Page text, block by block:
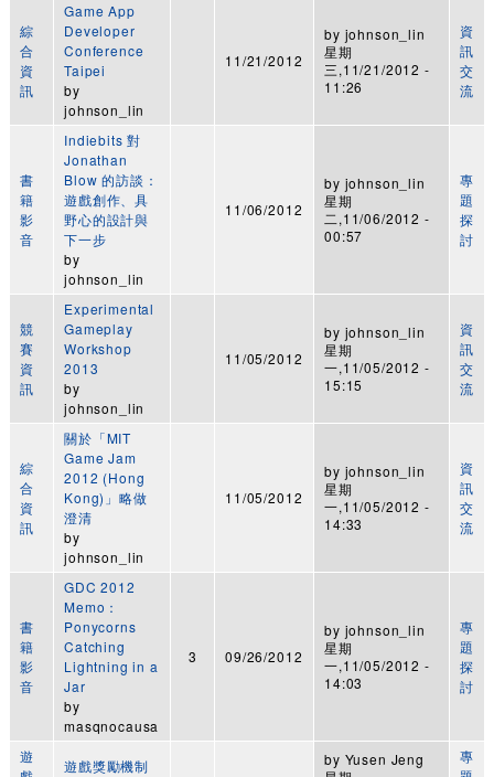
綜
合
資
訊
Game App
Developer
Conference
Taipei
by
johnson_lin
11/21/2012
by johnson_lin
星期
三,11/21/2012 -
11:26
資
訊
交
流
書
籍
影
音
Indiebits 對
Jonathan
Blow 的訪談：
遊戲創作、具
野心的設計與
下一步
by
johnson_lin
11/06/2012
by johnson_lin
星期
二,11/06/2012 -
00:57
專
題
探
討
競
賽
資
訊
Experimental
Gameplay
Workshop
2013
by
johnson_lin
11/05/2012
by johnson_lin
星期
一,11/05/2012 -
15:15
資
訊
交
流
綜
合
資
訊
關於「MIT
Game Jam
2012 (Hong
Kong)」略做
澄清
by
johnson_lin
11/05/2012
by johnson_lin
星期
一,11/05/2012 -
14:33
資
訊
交
流
書
籍
影
音
GDC 2012
Memo：
Ponycorns
Catching
Lightning in a
Jar
by
masqnocausa
3 09/26/2012
by johnson_lin
星期
一,11/05/2012 -
14:03
專
題
探
討
遊
遊戲獎勵機制
by Yusen Jeng
專